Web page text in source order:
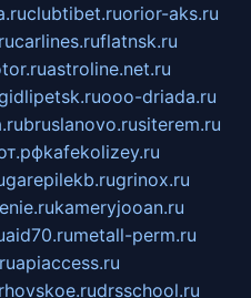
clubtibet.ruorior-aks.ru
carlines.ruflatnsk.ru
astroline.net.ru
ooo-driada.ru
bruslanovo.rusiterem.ru
kafekolizey.ru
grinox.ru
kameryjooan.ru
aid70.rumetall-perm.ru
apiaccess.ru
drsschool.ru